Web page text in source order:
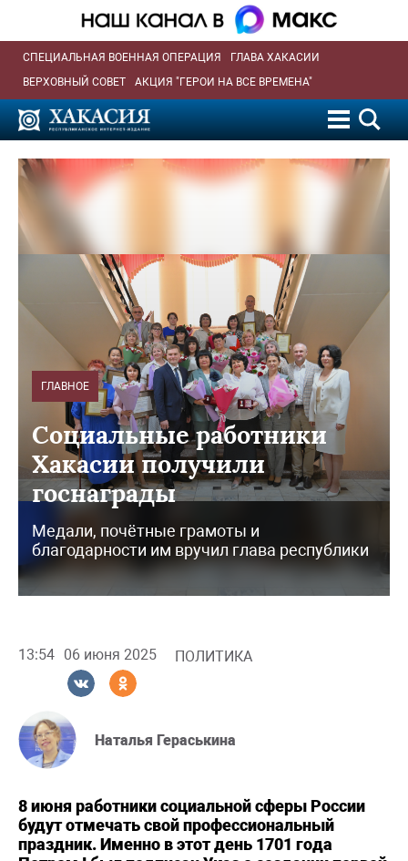
СПЕЦИАЛЬНАЯ ВОЕННАЯ ОПЕРАЦИЯ
ГЛАВА ХАКАСИИ
ВЕРХОВНЫЙ СОВЕТ
АКЦИЯ "ГЕРОИ НА ВСЕ ВРЕМЕНА"
ГЛАВНОЕ
Социальные работники
Хакасии получили
госнаграды
Медали, почётные грамоты и
благодарности им вручил глава республики
13:54 06 июня 2025 ПОЛИТИКА
Наталья Гераськина
8 июня работники социальной сферы России
будут отмечать свой профессиональный
праздник. Именно в этот день 1701 года